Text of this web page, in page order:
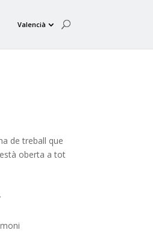
Valencià
de treball que
oberta a tot